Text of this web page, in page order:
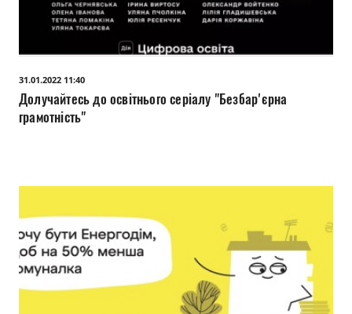
31.01.2022 11:40
Долучайтесь до освітнього серіалу "Безбар'єрна
грамотність"